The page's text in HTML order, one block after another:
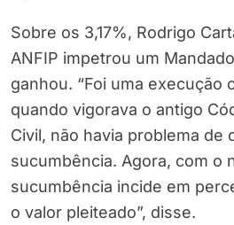
Sobre os 3,17%, Rodrigo
ANFIP impetrou um
ganhou. “Foi uma execução
quando vigorava o antigo
Civil, não havia problema de
sucumbência. Agora, com o
sucumbência incide em
o valor pleiteado”, disse.